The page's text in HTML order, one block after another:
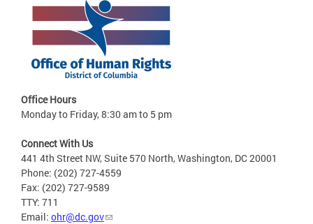
Office Hours
Monday to Friday, 8:30 am to 5 pm
Connect With Us
441 4th Street NW, Suite 570 North, Washington, DC 20001
Phone: (202) 727-4559
Fax: (202) 727-9589
TTY: 711
Email: ohr@dc.gov